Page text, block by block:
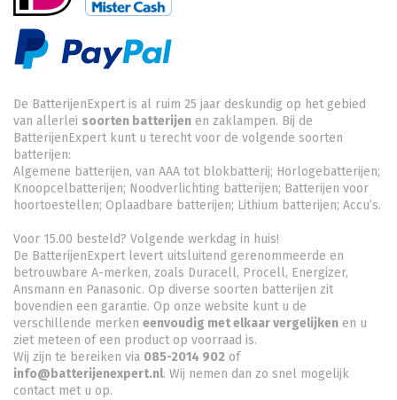
De BatterijenExpert is al ruim 25 jaar deskundig op het gebied
van allerlei soorten batterijen en zaklampen. Bij de
BatterijenExpert kunt u terecht voor de volgende soorten
batterijen:
Algemene batterijen, van AAA tot blokbatterij; Horlogebatterijen;
Knoopcelbatterijen; Noodverlichting batterijen; Batterijen voor
hoortoestellen; Oplaadbare batterijen; Lithium batterijen; Accu’s.
Voor 15.00 besteld? Volgende werkdag in huis!
De BatterijenExpert levert uitsluitend gerenommeerde en
betrouwbare A-merken, zoals Duracell, Procell, Energizer,
Ansmann en Panasonic. Op diverse soorten batterijen zit
bovendien een garantie. Op onze website kunt u de
verschillende merken eenvoudig met elkaar vergelijken en u
ziet meteen of een product op voorraad is.
Wij zijn te bereiken via 085-2014 902 of
info@batterijenexpert.nl. Wij nemen dan zo snel mogelijk
contact met u op.